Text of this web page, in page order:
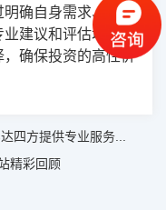
确自身需求、考虑
建议和评估增值服
确保投资的高性价
四方提供专业服务...
精彩回顾